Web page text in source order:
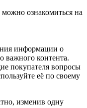
ознакомиться на
информации о
важного контента.
покупателя вопросы
её по своему
изменив одну